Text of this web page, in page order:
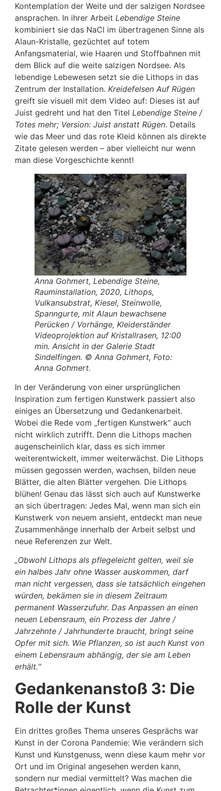
Kontemplation der Weite und der salzigen Nordsee
ansprachen. In ihrer Arbeit Lebendige Steine
kombiniert sie das NaCl im übertragenen Sinne als
Alaun-Kristalle, gezüchtet auf totem
Anfangsmaterial, wie Haaren und Stoffbahnen mit
dem Blick auf die weite salzigen Nordsee. Als
lebendige Lebewesen setzt sie die Lithops in das
Zentrum der Installation. Kreidefelsen Auf Rügen
greift sie visuell mit dem Video auf: Dieses ist auf
Juist gedreht und hat den Titel Lebendige Steine /
Totes mehr; Version: Juist anstatt Rügen. Details
wie das Meer und das rote Kleid können als direkte
Zitate gelesen werden – aber vielleicht nur wenn
man diese Vorgeschichte kennt!
Anna Gohmert, Lebendige Steine,
Rauminstallation, 2020, Lithops,
Vulkansubstrat, Kiesel, Steinwolle,
Spanngurte, mit Alaun bewachsene
Perücken / Vorhänge, Kleiderständer
Videoprojektion auf Kristallrasen, 12:00
min. Ansicht in der Galerie Stadt
Sindelfingen. © Anna Gohmert, Foto:
Anna Gohmert.
In der Veränderung von einer ursprünglichen
Inspiration zum fertigen Kunstwerk passiert also
einiges an Übersetzung und Gedankenarbeit.
Wobei die Rede vom „fertigen Kunstwerk“ auch
nicht wirklich zutrifft. Denn die Lithops machen
augenscheinlich klar, dass es sich immer
weiterentwickelt, immer weiterwächst. Die Lithops
müssen gegossen werden, wachsen, bilden neue
Blätter, die alten Blätter vergehen. Die Lithops
blühen! Genau das lässt sich auch auf Kunstwerke
an sich übertragen: Jedes Mal, wenn man sich ein
Kunstwerk von neuem ansieht, entdeckt man neue
Zusammenhänge innerhalb der Arbeit selbst und
neue Referenzen zur Welt.
„Obwohl Lithops als pflegeleicht gelten, weil sie
ein halbes Jahr ohne Wasser auskommen, darf
man nicht vergessen, dass sie tatsächlich eingehen
würden, bekämen sie in diesem Zeitraum
permanent Wasserzufuhr. Das Anpassen an einen
neuen Lebensraum, ein Prozess der Jahre /
Jahrzehnte / Jahrhunderte braucht, bringt seine
Opfer mit sich. Wie Pflanzen, so ist auch Kunst von
einem Lebensraum abhängig, der sie am Leben
erhält.“
Gedankenanstoß 3: Die
Rolle der Kunst
Ein drittes großes Thema unseres Gesprächs war
Kunst in der Corona Pandemie: Wie verändern sich
Kunst und Kunstgenuss, wenn diese kaum mehr vor
Ort und im Original angesehen werden kann,
sondern nur medial vermittelt? Was machen die